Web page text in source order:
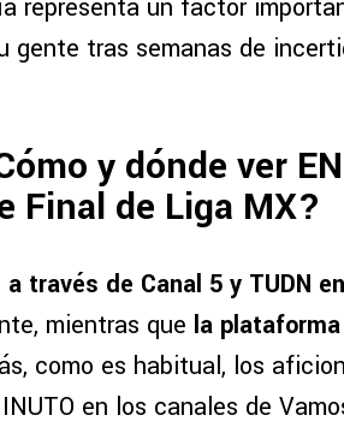
representa un factor
gente tras semanas de
y dónde ver
Final de Liga MX?
a través de Canal 5 y TUDN
mientras que la
como es habitual, los
en los canales de